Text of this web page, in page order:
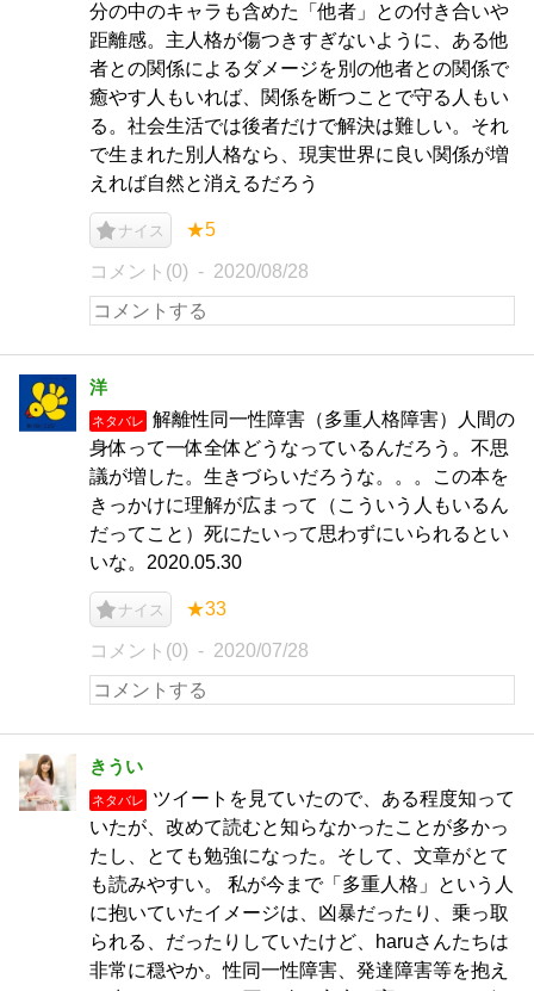
分の中のキャラも含めた「他者」との付き合いや
距離感。主人格が傷つきすぎないように、ある他
者との関係によるダメージを別の他者との関係で
癒やす人もいれば、関係を断つことで守る人もい
る。社会生活では後者だけで解決は難しい。それ
で生まれた別人格なら、現実世界に良い関係が増
えれば自然と消えるだろう
ナイス ★5
コメント(0) 2020/08/28
洋
ネタバレ
解離性同一性障害（多重人格障害）人間の
身体って一体全体どうなっているんだろう。不思
議が増した。生きづらいだろうな。。。この本を
きっかけに理解が広まって（こういう人もいるん
だってこと）死にたいって思わずにいられるとい
いな。2020.05.30
ナイス ★33
コメント(0) 2020/07/28
きうい
ネタバレ
ツイートを見ていたので、ある程度知って
いたが、改めて読むと知らなかったことが多かっ
たし、とても勉強になった。そして、文章がとて
も読みやすい。 私が今まで「多重人格」という人
に抱いていたイメージは、凶暴だったり、乗っ取
られる、だったりしていたけど、haruさんたちは
非常に穏やか。性同一性障害、発達障害等を抱え